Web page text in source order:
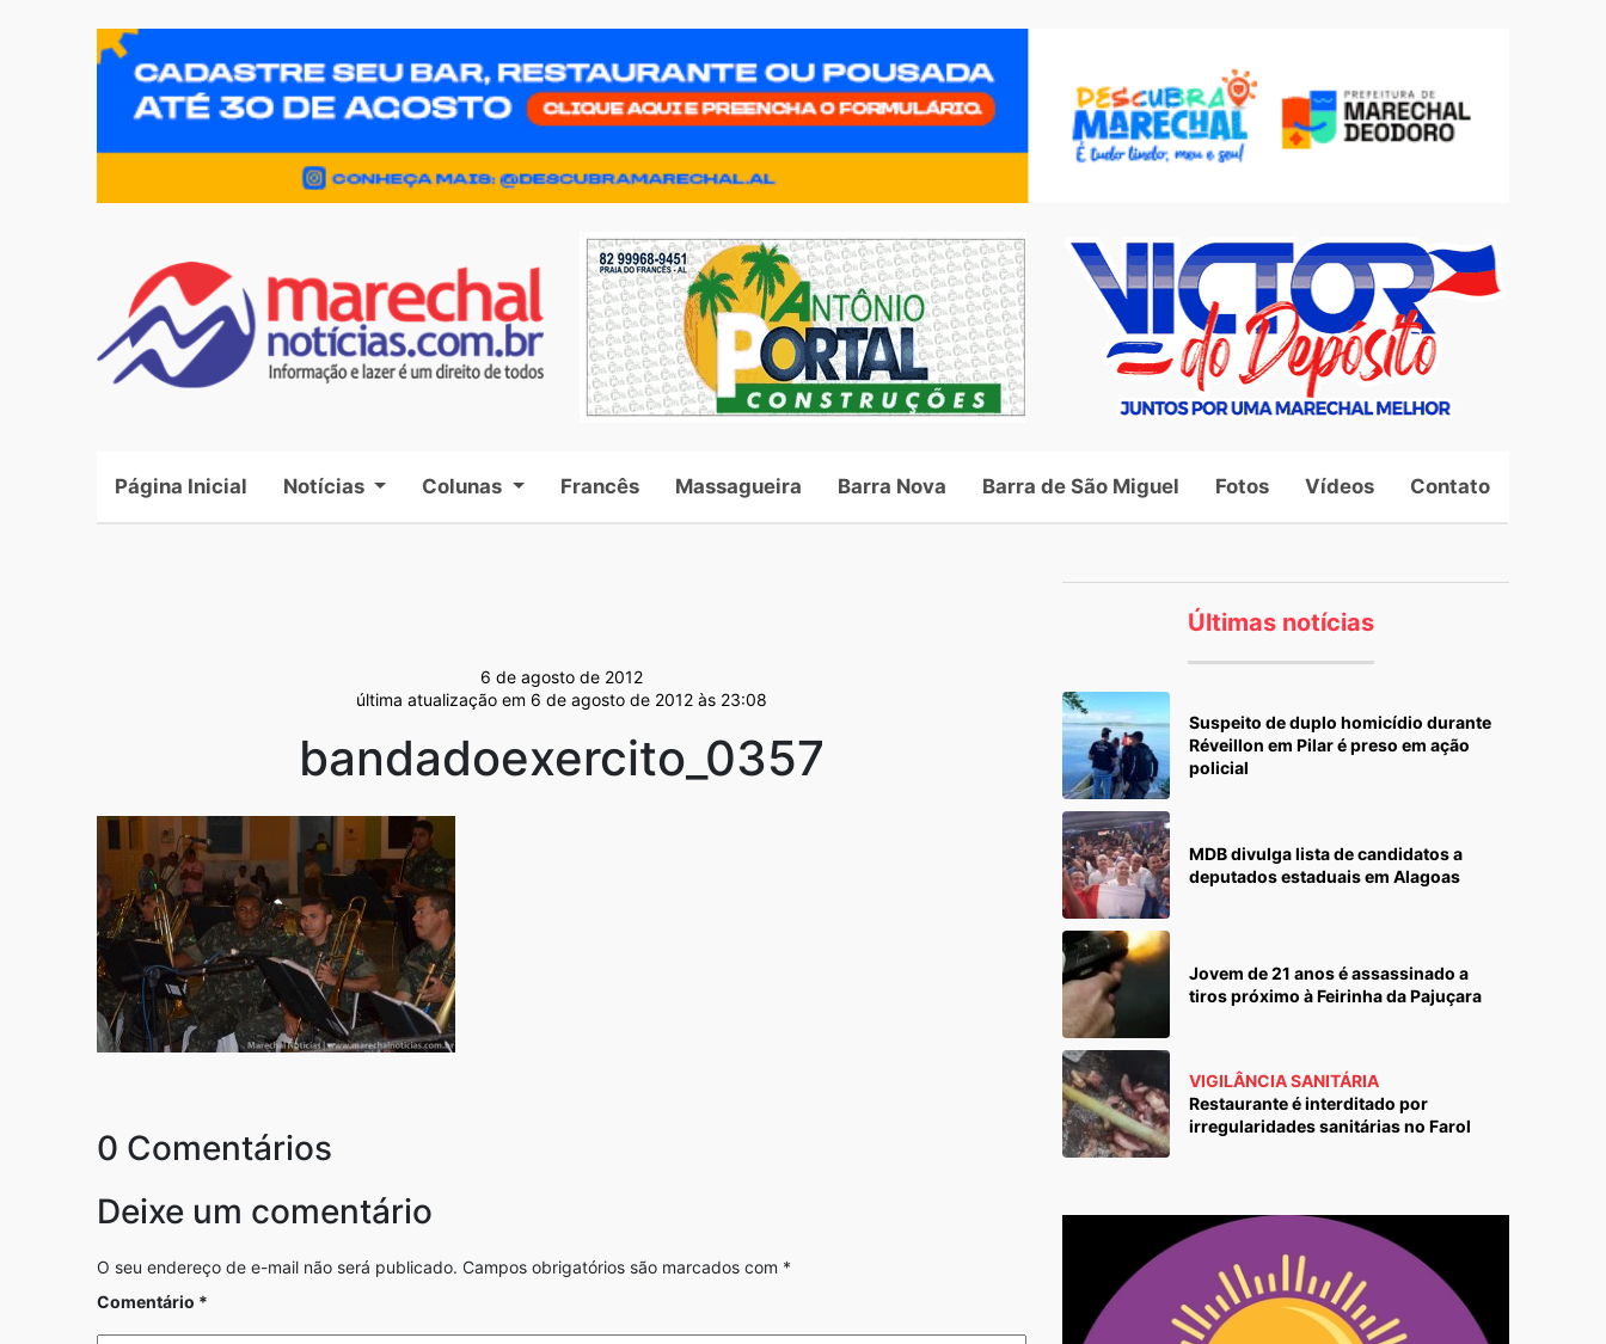
Página Inicial (current)
Notícias Colunas Francês Massagueira Barra Nova Barra de São Miguel Fotos Vídeos Contato
6 de agosto de 2012
última atualização em 6 de agosto de 2012 às 23:08
bandadoexercito_0357
0 Comentários
Deixe um comentário
O seu endereço de e-mail não será publicado. Campos obrigatórios são marcados com *
Comentário *
Últimas notícias
Suspeito de duplo homicídio durante
Réveillon em Pilar é preso em ação
policial
MDB divulga lista de candidatos a
deputados estaduais em Alagoas
Jovem de 21 anos é assassinado a
tiros próximo à Feirinha da Pajuçara
VIGILÂNCIA SANITÁRIA
Restaurante é interditado por
irregularidades sanitárias no Farol